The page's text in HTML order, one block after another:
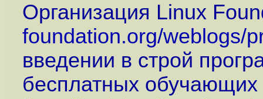
Организация Linux
foundation.org/weblogs/
введении в строй
бесплатных